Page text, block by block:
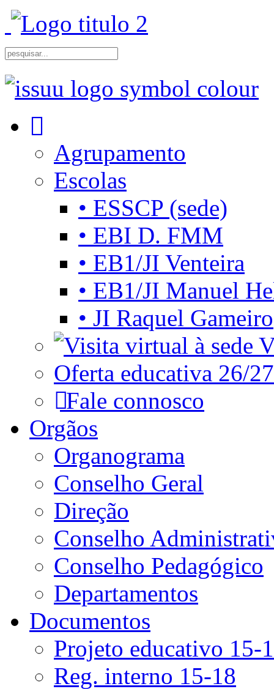
Agrupamento
Escolas
• ESSCP (sede)
• EBI D. FMM
• EB1/JI Venteira
• EB1/JI Manuel
• JI Raquel Gameiro
Oferta educativa 26/27
Fale connosco
Orgãos
Organograma
Conselho Geral
Direção
Conselho
Conselho Pedagógico
Departamentos
Documentos
Projeto educativo 15-
Reg. interno 15-18